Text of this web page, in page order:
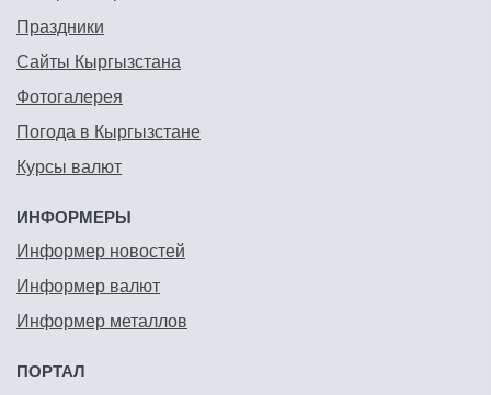
Праздники
Сайты Кыргызстана
Фотогалерея
Погода в Кыргызстане
Курсы валют
ИНФОРМЕРЫ
Информер новостей
Информер валют
Информер металлов
ПОРТАЛ